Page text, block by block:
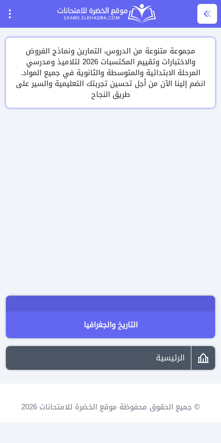
مجموعة متنوعة من الدروس، التمارين ونماذج الفروض
والاختبارات وتقييم المكتسبات 2026 لتلاميذ ومدرسي
المرحلة الابتدائية والمتوسطة والثانوية في جميع المواد.
انضم إلينا الآن من أجل تحسين تجربتك التعليمية والسير على
طريق النجاح
التاريخ والجغرافيا
الرئيسية
© جميع الحقوق محفوظة موقع الخضرة للامتحانات 2026